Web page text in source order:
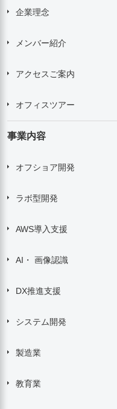
企業理念
メンバー紹介
アクセスご案内
オフィスツアー
事業内容
オフショア開発
ラボ型開発
AWS導入支援
AI・ 画像認識
DX推進支援
システム開発
製造業
教育業